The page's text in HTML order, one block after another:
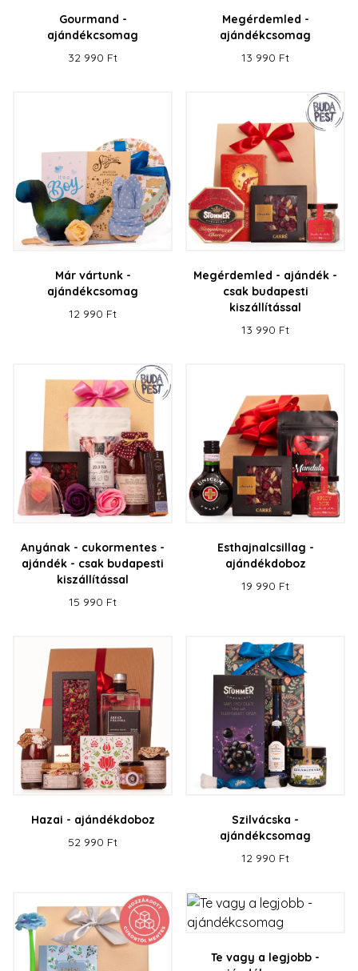
Gourmand -
ajándékcsomag
32 990 Ft
Megérdemled -
ajándékcsomag
13 990 Ft
Már vártunk -
ajándékcsomag
12 990 Ft
Megérdemled - ajándék -
csak budapesti
kiszállítással
13 990 Ft
Anyának - cukormentes -
ajándék - csak budapesti
kiszállítással
15 990 Ft
Esthajnalcsillag -
ajándékdoboz
19 990 Ft
Hazai - ajándékdoboz
52 990 Ft
Szilvácska -
ajándékcsomag
12 990 Ft
Te vagy a legjobb -